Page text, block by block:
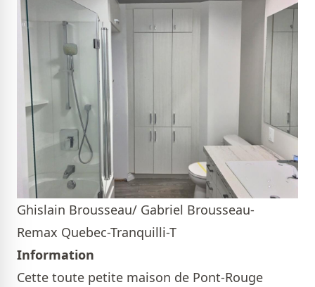
Ghislain Brousseau/ Gabriel Brousseau-
Remax Quebec-Tranquilli-T
Information
Cette toute petite maison de Pont-Rouge